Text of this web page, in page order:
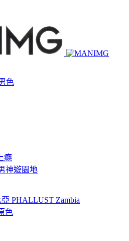
色
癮
神遊園地
PHALLUST Zambia
色